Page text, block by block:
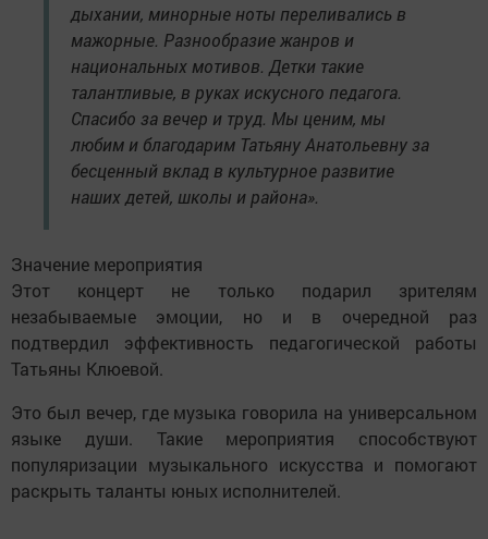
дыхании, минорные ноты переливались в
мажорные. Разнообразие жанров и
национальных мотивов. Детки такие
талантливые, в руках искусного педагога.
Спасибо за вечер и труд. Мы ценим, мы
любим и благодарим Татьяну Анатольевну за
бесценный вклад в культурное развитие
наших детей, школы и района».
Значение мероприятия
Этот концерт не только подарил зрителям
незабываемые эмоции, но и в очередной раз
подтвердил эффективность педагогической работы
Татьяны Клюевой.
Это был вечер, где музыка говорила на универсальном
языке души. Такие мероприятия способствуют
популяризации музыкального искусства и помогают
раскрыть таланты юных исполнителей.